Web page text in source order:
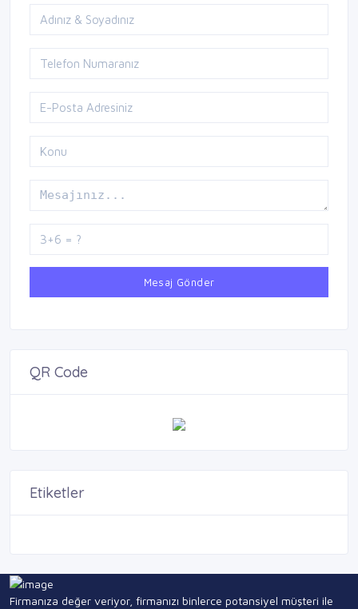
Mesaj Gönder
QR Code
Etiketler
Firmanıza değer veriyor, firmanızı binlerce potansiyel müşteri ile